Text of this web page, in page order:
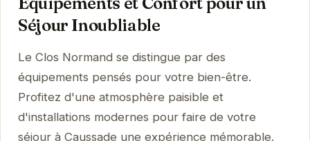
Séjour Inoubliable
Le Clos Normand se distingue par des
équipements pensés pour votre bien-être.
Profitez d'une atmosphère paisible et
d'installations modernes pour faire de votre
séjour à Caussade une expérience mémorable.